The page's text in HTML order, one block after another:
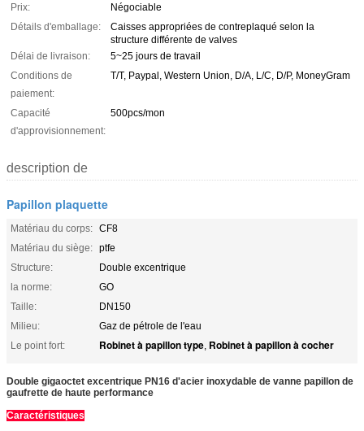
Prix:
Négociable
Détails d'emballage:
Caisses appropriées de contreplaqué selon la
structure différente de valves
Délai de livraison:
5~25 jours de travail
Conditions de
paiement:
T/T, Paypal, Western Union, D/A, L/C, D/P, MoneyGram
Capacité
d'approvisionnement:
500pcs/mon
description de
Papillon plaquette
Matériau du corps: CF8
Matériau du siège: ptfe
Structure:
Double excentrique
la norme:
GO
Taille:
DN150
Milieu:
Gaz de pétrole de l'eau
Le point fort:
Robinet à papillon type, Robinet à papillon à cocher
Double gigaoctet excentrique PN16 d'acier inoxydable de vanne papillon de
gaufrette de haute performance
Caractéristiques